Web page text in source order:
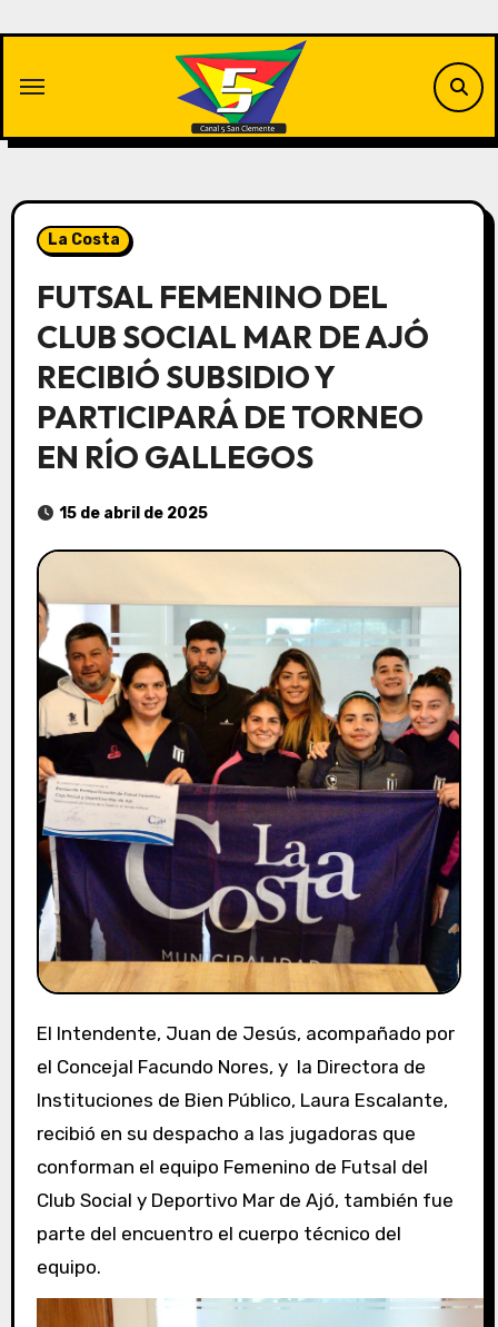
contenido
La Costa
FUTSAL FEMENINO DEL
CLUB SOCIAL MAR DE AJÓ
RECIBIÓ SUBSIDIO Y
PARTICIPARÁ DE TORNEO
EN RÍO GALLEGOS
15 de abril de 2025
El Intendente, Juan de Jesús, acompañado por
el Concejal Facundo Nores, y la Directora de
Instituciones de Bien Público, Laura Escalante,
recibió en su despacho a las jugadoras que
conforman el equipo Femenino de Futsal del
Club Social y Deportivo Mar de Ajó, también fue
parte del encuentro el cuerpo técnico del
equipo.